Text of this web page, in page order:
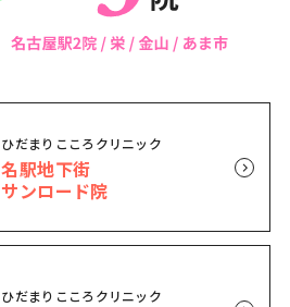
ひだまりこころクリニック
名駅地下街
サンロード院
ひだまりこころクリニック